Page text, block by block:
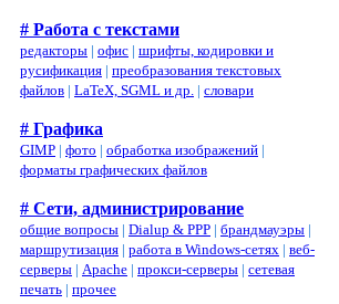
# Работа с текстами
редакторы | офис | шрифты, кодировки и
русификация | преобразования текстовых
файлов | LaTeX, SGML и др. | словари
# Графика
GIMP | фото | обработка изображений |
форматы графических файлов
# Сети, администрирование
общие вопросы | Dialup & PPP | брандмауэры |
маршрутизация | работа в Windows-сетях | веб-
серверы | Apache | прокси-серверы | сетевая
печать | прочее